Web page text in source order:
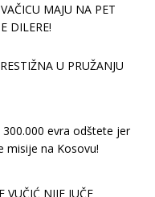
MAJU NA PET
DILERE!
U PRUŽANJU
evra odštete jer
misije na Kosovu!
VUČIĆ NIJE JUČE